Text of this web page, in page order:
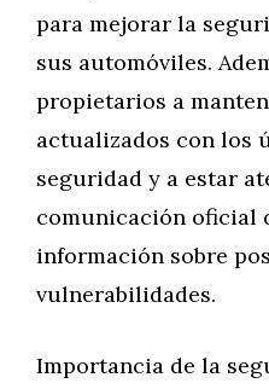
para mejorar la
sus automóviles.
propietarios a
actualizados con los
seguridad y a estar
comunicación oficial
información sobre
vulnerabilidades.
Importancia de la